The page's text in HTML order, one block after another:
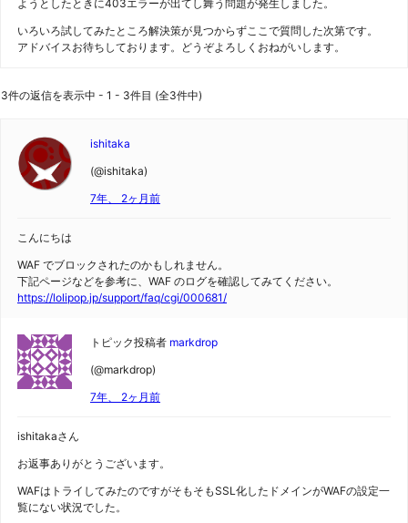
ようとしたときに403エラーが出てし舞う問題が発生しました。
いろいろ試してみたところ解決策が見つからずここで質問した次第です。
アドバイスお待ちしております。どうぞよろしくおねがいします。
3件の返信を表示中 - 1 - 3件目 (全3件中)
ishitaka
(@ishitaka)
7年、 2ヶ月前
こんにちは
WAF でブロックされたのかもしれません。
下記ページなどを参考に、WAF のログを確認してみてください。
https://lolipop.jp/support/faq/cgi/000681/
トピック投稿者 markdrop
(@markdrop)
7年、 2ヶ月前
ishitakaさん
お返事ありがとうございます。
WAFはトライしてみたのですがそもそもSSL化したドメインがWAFの設定一
覧にない状況でした。